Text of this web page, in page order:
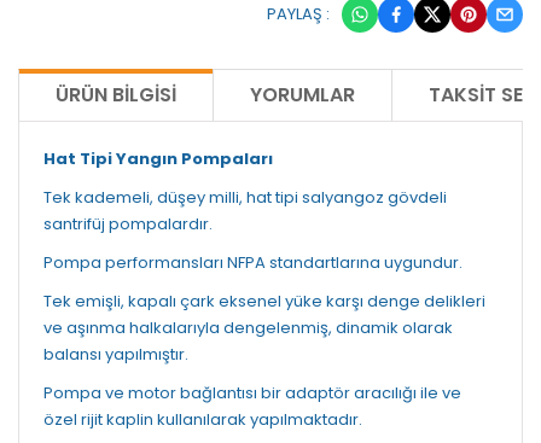
PAYLAŞ :
ÜRÜN BILGISI YORUMLAR TAKSIT
Hat Tipi Yangın Pompaları
Tek kademeli, düşey milli, hat tipi salyangoz gövdeli
santrifüj pompalardır.
Pompa performansları NFPA standartlarına uygundur.
Tek emişli, kapalı çark eksenel yüke karşı denge delikleri
ve aşınma halkalarıyla dengelenmiş, dinamik olarak
balansı yapılmıştır.
Pompa ve motor bağlantısı bir adaptör aracılığı ile ve
özel rijit kaplin kullanılarak yapılmaktadır.